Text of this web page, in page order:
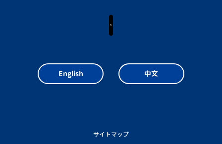
サイトマップ
English 中文